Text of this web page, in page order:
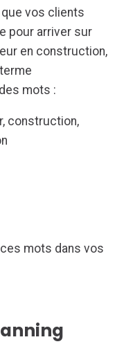
vos clients
pour arriver sur
en construction,
mots :
construction,
mots dans vos